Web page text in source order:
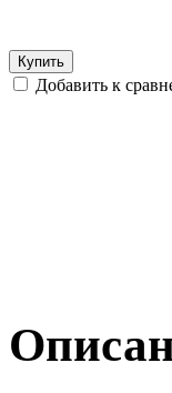
Купить
Добавить к